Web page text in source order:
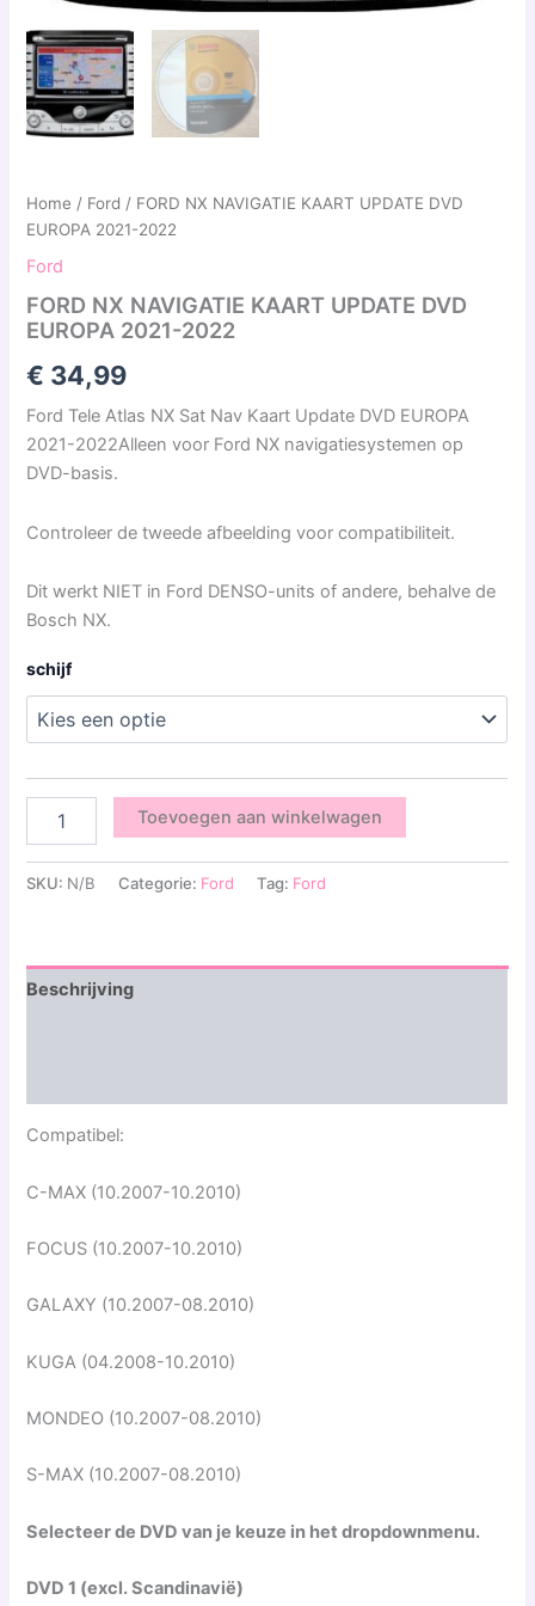
Home / Ford / FORD NX NAVIGATIE KAART UPDATE DVD
EUROPA 2021-2022
Ford
FORD NX NAVIGATIE KAART UPDATE DVD
EUROPA 2021-2022
€ 34,99
Ford Tele Atlas NX Sat Nav Kaart Update DVD EUROPA
2021-2022Alleen voor Ford NX navigatiesystemen op
DVD-basis.
Controleer de tweede afbeelding voor compatibiliteit.
Dit werkt NIET in Ford DENSO-units of andere, behalve de
Bosch NX.
schijf
Toevoegen aan winkelwagen
SKU: N/B Categorie: Ford Tag: Ford
Beschrijving
Compatibel:
C-MAX (10.2007-10.2010)
FOCUS (10.2007-10.2010)
GALAXY (10.2007-08.2010)
KUGA (04.2008-10.2010)
MONDEO (10.2007-08.2010)
S-MAX (10.2007-08.2010)
Selecteer de DVD van je keuze in het dropdownmenu.
DVD 1 (excl. Scandinavië)